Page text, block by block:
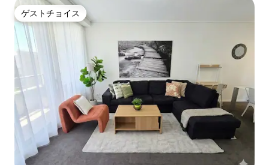
ゲストチョイス
ゲストチョイス